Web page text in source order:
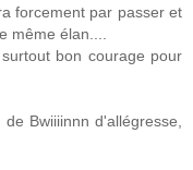
forcement par passer et
même élan....
bon courage pour
Bwiiiinnn d'allégresse,